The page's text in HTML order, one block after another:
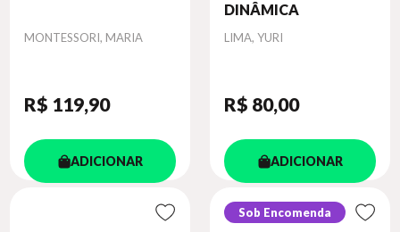
Autor
MONTESSORI, MARIA
R$ 119,90
ADICIONAR
DINÂMICA
Autor
LIMA, YURI
R$ 80,00
ADICIONAR
Sob Encomenda